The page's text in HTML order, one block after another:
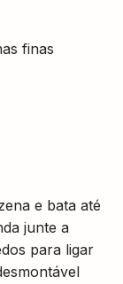
finas
e bata até
junte a
para ligar